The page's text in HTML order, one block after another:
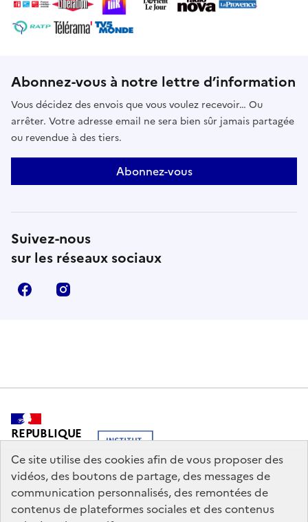
Ce site utilise des cookies afin de vous proposer des
vidéos, des boutons de partage, des messages de
communication personnalisés, des remontées de
contenus de plateformes sociales et des contenus
personnelle et d’un combat collectif : celui du
peuple égyptien hier et aujourd’hui.
Abonnez-vous à notre lettre d’information
Vous décidez des envois que vous voulez recevoir… Ou
arrêter. Votre adresse email ne sera bien sûr jamais partagée
ou revendue à des tiers.
Abonnez-vous
Suivez-nous
sur les réseaux sociaux
Facebook
REPUBLIQUE
FRANCAISE
legifrance.gouv.fr info.gouv.fr